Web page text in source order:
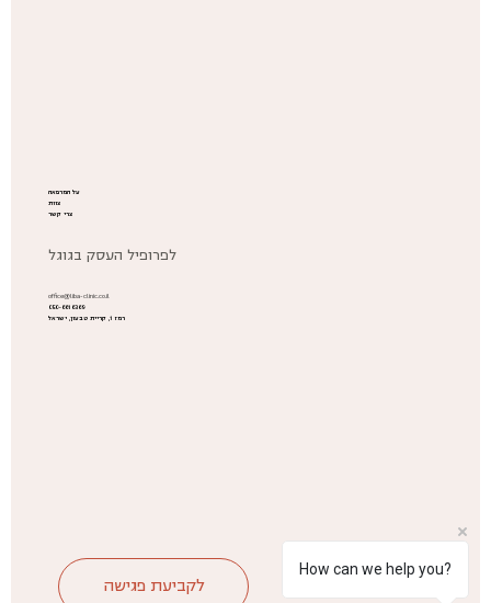
לקביעת פגישה
office@liba-clinic.co.il
050-6616369
רמז 1, קריית טבעון, ישראל
על המרפאה
צוות
צרי קשר
לפרופיל העסק בגוגל
How can we help you?